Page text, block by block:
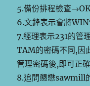
5.備份排程檢查
6.文鋒表示會將
7.經理表示231的管
TAM的密碼不同,因
管理密碼後,即可正
8.追問懇懋sawmill